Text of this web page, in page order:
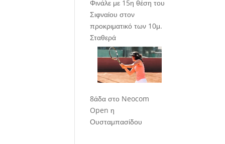
Φινάλε με 15η θέση του
Σιφναίου στον
προκριματικό των 10μ.
Σταθερά
8άδα στο Neocom
Open η
Ουσταμπασίδου